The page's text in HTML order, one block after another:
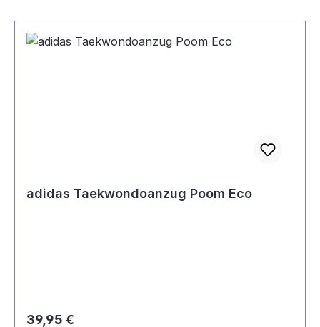
adidas Taekwondoanzug Poom Eco
Regulärer Preis:
39,95 €